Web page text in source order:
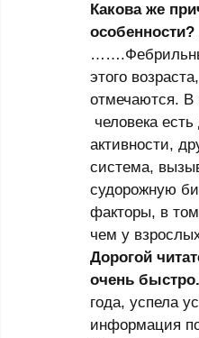
Какова же
особенности?
этого
отмечаются. В
человека
активности,
система,
судорожную
факторы, в
чем у
Дорогой
очень быстро.
года, успела
информация